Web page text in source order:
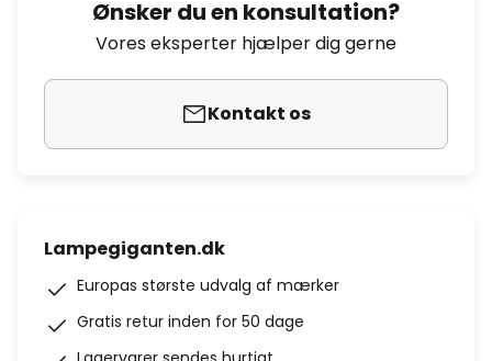
Ønsker du en konsultation?
Vores eksperter hjælper dig gerne
Kontakt os
Lampegiganten.dk
Europas største udvalg af mærker
Gratis retur inden for 50 dage